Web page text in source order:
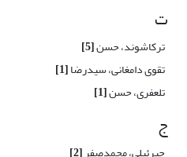
ت
ترکاشوند، حسن[5]
تقوی دامغانی، سیدرضا[1]
تلعفری، حسن[1]
ج